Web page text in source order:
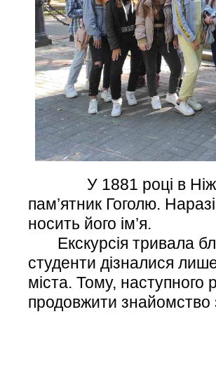
У 1881 році в Ніжині
пам’ятник Гоголю.
носить його ім’я.
Екскурсія тривала
студенти дізналися
міста. Тому, наступного
продовжити знайомство